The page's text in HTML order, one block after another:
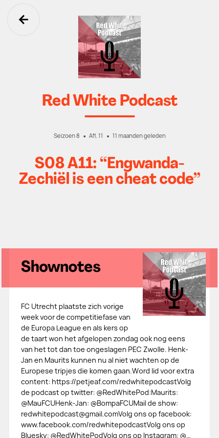
Ga terug
Red White Podcast
Seizoen 8 Afl. 11 11 maanden geleden
S08 A11: “Engwanda-
Zechiël is een cheat code”
Shownotes
FC Utrecht plaatste zich vorige
week voor de competitiefase van
de Europa League en als kers op
de taart won het afgelopen zondag ook nog eens
van het tot dan toe ongeslagen PEC Zwolle. Henk-
Jan en Maurits kunnen nu al niet wachten op de
Europese tripjes die komen gaan.Word lid voor extra
content: https://petjeaf.com/redwhitepodcastVolg
de podcast op twitter: @RedWhitePod:Maurits:
@MauFCUHenk-Jan: @BompaFCUMail de show:
redwhitepodcast@gmail.comVolg ons op facebook:
www.facebook.com/redwhitepodcastVolg ons op
Bluesky: @RedWhitePodVolg ons op Instagram: @…